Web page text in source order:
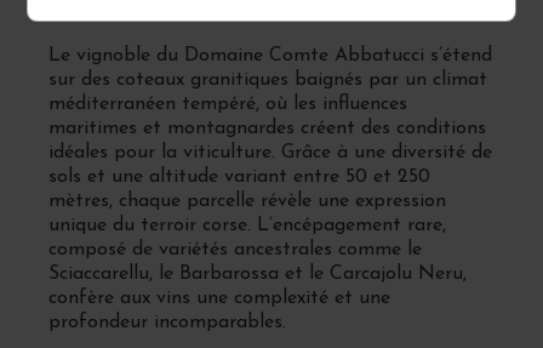
Le vignoble du Domaine Comte Abbatucci s’étend
sur des coteaux granitiques baignés par un climat
méditerranéen tempéré, où les influences
maritimes et montagnardes créent des conditions
idéales pour la viticulture. Grâce à une diversité de
sols et une altitude variant entre 50 et 250
mètres, chaque parcelle révèle une expression
unique du terroir corse. L’encépagement rare,
composé de variétés ancestrales comme le
Sciaccarellu, le Barbarossa et le Carcajolu Neru,
confère aux vins une complexité et une
profondeur incomparables.